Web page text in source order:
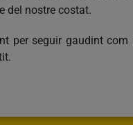
del nostre costat.
per seguir gaudint com